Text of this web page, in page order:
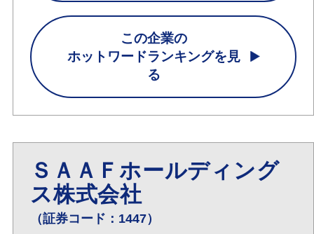
この企業の
ホットワードランキングを見
る
ＳＡＡＦホールディング
ス株式会社
（証券コード：1447）